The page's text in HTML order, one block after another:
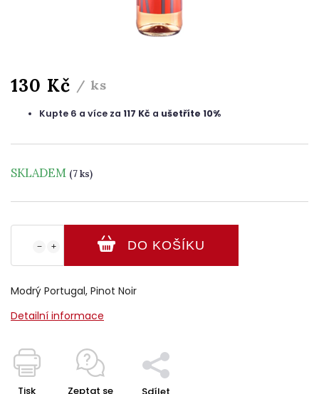
130 Kč / ks
Kupte 6 a více za 117 Kč a ušetříte 10%
SKLADEM (7 ks)
+
− DO KOŠÍKU
Modrý Portugal, Pinot Noir
Detailní informace
Tisk Zeptat se Sdílet